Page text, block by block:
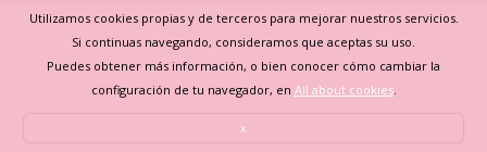
Utilizamos cookies propias y de terceros para mejorar nuestros servicios.
Si continuas navegando, consideramos que aceptas su uso.
Puedes obtener más información, o bien conocer cómo cambiar la
configuración de tu navegador, en All about cookies.
x